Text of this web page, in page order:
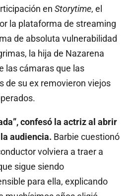
en Storytime, el
la plataforma de streaming
de absoluta vulnerabilidad
la hija de Nazarena
las cámaras que las
de su ex removieron viejos
confesó la actriz al abrir
audiencia. Barbie cuestionó
volviera a traer a
sigue siendo
para ella, explicando